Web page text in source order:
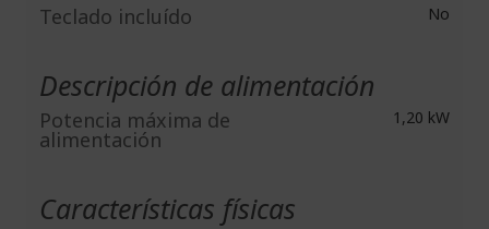
Teclado incluído No
Descripción de alimentación
Potencia máxima de
alimentación
1,20 kW
Características físicas